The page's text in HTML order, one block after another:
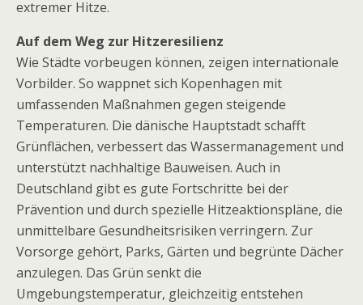
extremer Hitze.
Auf dem Weg zur Hitzeresilienz
Wie Städte vorbeugen können, zeigen internationale
Vorbilder. So wappnet sich Kopenhagen mit
umfassenden Maßnahmen gegen steigende
Temperaturen. Die dänische Hauptstadt schafft
Grünflächen, verbessert das Wassermanagement und
unterstützt nachhaltige Bauweisen. Auch in
Deutschland gibt es gute Fortschritte bei der
Prävention und durch spezielle Hitzeaktionspläne, die
unmittelbare Gesundheitsrisiken verringern. Zur
Vorsorge gehört, Parks, Gärten und begrünte Dächer
anzulegen. Das Grün senkt die
Umgebungstemperatur, gleichzeitig entstehen